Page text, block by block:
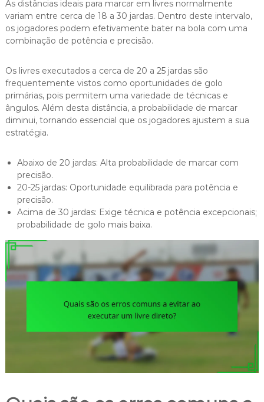
As distâncias ideais para marcar em livres normalmente
variam entre cerca de 18 a 30 jardas. Dentro deste intervalo,
os jogadores podem efetivamente bater na bola com uma
combinação de potência e precisão.
Os livres executados a cerca de 20 a 25 jardas são
frequentemente vistos como oportunidades de golo
primárias, pois permitem uma variedade de técnicas e
ângulos. Além desta distância, a probabilidade de marcar
diminui, tornando essencial que os jogadores ajustem a sua
estratégia.
Abaixo de 20 jardas: Alta probabilidade de marcar com
precisão.
20-25 jardas: Oportunidade equilibrada para potência e
precisão.
Acima de 30 jardas: Exige técnica e potência excepcionais;
probabilidade de golo mais baixa.